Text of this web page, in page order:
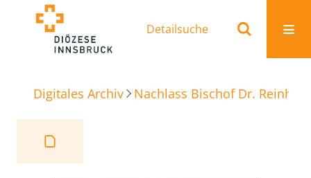
Detailsuche
Digitales Archiv Nachlass Bischof Dr.